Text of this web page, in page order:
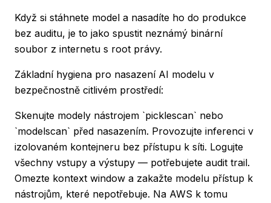
Když si stáhnete model a nasadíte ho do produkce
bez auditu, je to jako spustit neznámý binární
soubor z internetu s root právy.
Základní hygiena pro nasazení AI modelu v
bezpečnostně citlivém prostředí:
Skenujte modely nástrojem `picklescan` nebo
`modelscan` před nasazením. Provozujte inferenci v
izolovaném kontejneru bez přístupu k síti. Logujte
všechny vstupy a výstupy — potřebujete audit trail.
Omezte kontext window a zakažte modelu přístup k
nástrojům, které nepotřebuje. Na AWS k tomu